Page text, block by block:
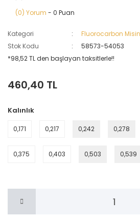
(0) Yorum - 0 Puan
Kategori
Fluorocarbon
Stok Kodu
58573-54053
*98,52 TL den başlayan taksitlerle!!
460,40 TL
Kalınlık
0,171 0,217 0,242 0,278
0,375 0,403 0,503 0,539